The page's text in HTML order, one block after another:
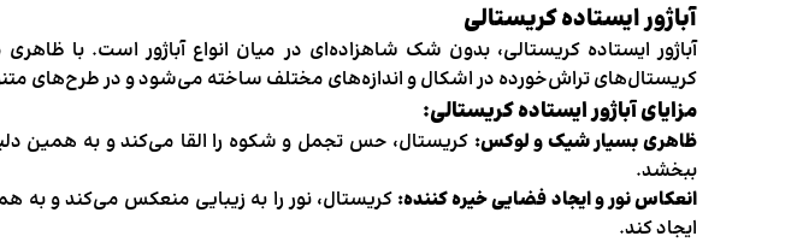
آباژور ایستاده کریستالی
آباژور ایستاده کریستالی، بدون شک شاهزاده‌ای در میان انواع آباژور است. با
کریستال‌های تراش‌خورده در اشکال و اندازه‌های مختلف ساخته می‌شود و در طرح‌های
مزایای آباژور ایستاده کریستالی:
ظاهری بسیار شیک و لوکس: کریستال، حس تجمل و شکوه را القا می‌کند و به همین
ببخشد.
انعکاس نور و ایجاد فضایی خیره کننده: کریستال، نور را به زیبایی منعکس می‌کند و به
ایجاد کند.